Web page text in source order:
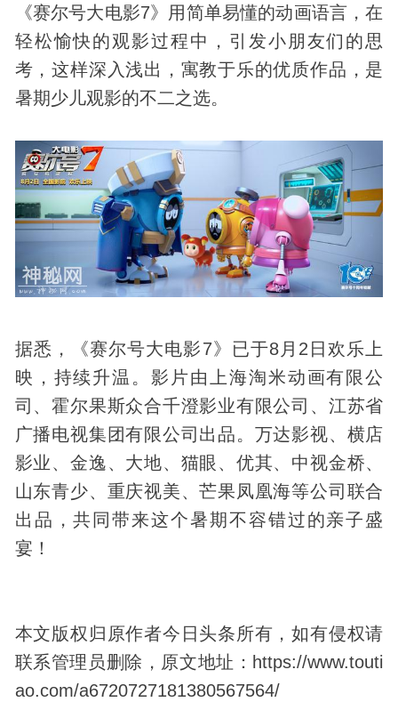
《赛尔号大电影7》用简单易懂的动画语言，在
轻松愉快的观影过程中，引发小朋友们的思
考，这样深入浅出，寓教于乐的优质作品，是
暑期少儿观影的不二之选。
据悉，《赛尔号大电影7》已于8月2日欢乐上
映，持续升温。影片由上海淘米动画有限公
司、霍尔果斯众合千澄影业有限公司、江苏省
广播电视集团有限公司出品。万达影视、横店
影业、金逸、大地、猫眼、优其、中视金桥、
山东青少、重庆视美、芒果凤凰海等公司联合
出品，共同带来这个暑期不容错过的亲子盛
宴！
本文版权归原作者今日头条所有，如有侵权请
联系管理员删除，原文地址：https://www.touti
ao.com/a6720727181380567564/